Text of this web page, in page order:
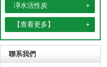
凈水活性炭
【查看更多】
聯系我們